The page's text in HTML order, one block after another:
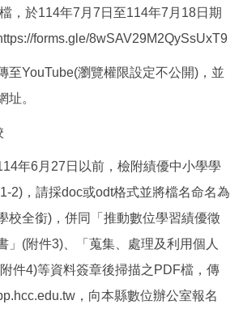
，於114年7月7日至114年7月18日期
forms.gle/8wSAV29M2QySsUxT9
至YouTube(瀏覽權限設定不公開)，並
址。
年6月27日以前，檢附績優中小學學
2)，請採doc或odt格式並將檔名命名為
校全銜)，併同「推動數位學習績優徵
」(附件3)、「蒐集、處理及利用個人
件4)等資料簽章後掃描之PDF檔，傳
，向本縣數位辦公室報名